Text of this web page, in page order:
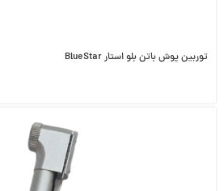
توربین پوش باتن بلو استار BlueStar